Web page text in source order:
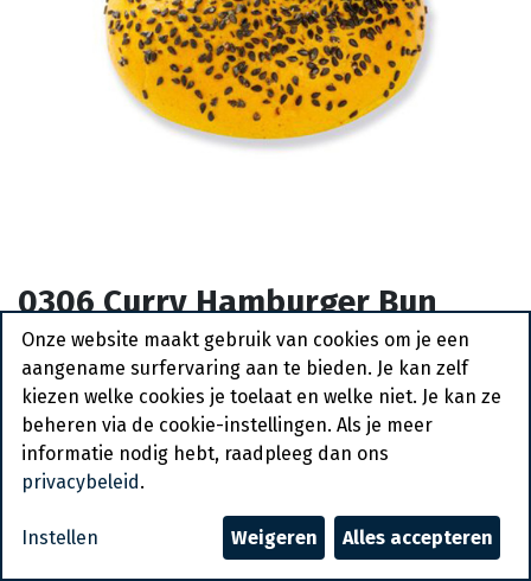
0306 Curry Hamburger Bun
Pastridor 4 x 15 x 80 gr
Bestelartikel
Vraag een account aan
Algemene voorwaarden
30-dagen geld terug garantie
Onze website maakt gebruik van cookies om je een
aangename surfervaring aan te bieden. Je kan zelf
kiezen welke cookies je toelaat en welke niet. Je kan ze
beheren via de cookie-instellingen. Als je meer
informatie nodig hebt, raadpleeg dan ons
privacybeleid .
Instellen Weigeren Alles accepteren